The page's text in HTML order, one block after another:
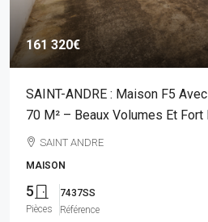
161 320€
SAINT-ANDRE : Maison F5
70 M² – Beaux Volumes Et
SAINT ANDRE
MAISON
5
Pièces
7437SS
Référence